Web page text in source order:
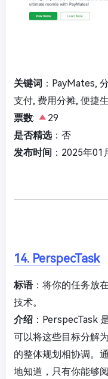
关键词 ：PayMates,
支付, 费用分摊, 便捷
票数:
29
是否精选：否
发布时间 ：2025年
14. PerspecTask
标语：将你的任务放
技术。
介绍 ：PerspecTask
可以将这些目标分解
的整体规划相协调。
地知道，只有你能够